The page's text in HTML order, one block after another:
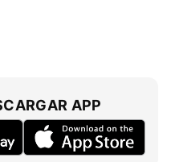
APP